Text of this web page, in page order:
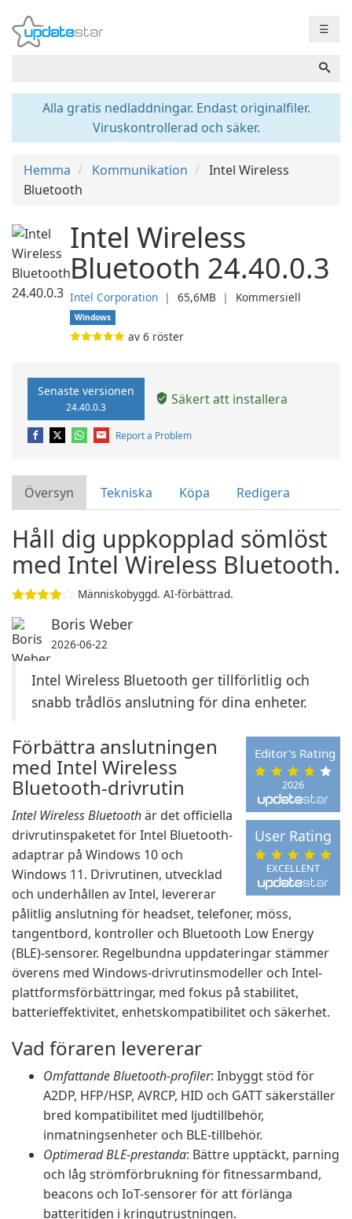
☰
Alla gratis nedladdningar. Endast originalfiler.
Viruskontrollerad och säker.
Hemma Kommunikation
Intel Wireless
Bluetooth
Intel Wireless
Bluetooth 24.40.0.3
Intel Corporation ❘ 65,6MB ❘ Kommersiell
Windows
av 6 röster
Senaste versionen
24.40.0.3 Säkert att installera
Report a Problem
Översyn Tekniska Köpa Redigera
Håll dig uppkopplad sömlöst
med Intel Wireless Bluetooth.
Människobyggd. AI-förbättrad.
Boris Weber
2026-06-22
Intel Wireless Bluetooth ger tillförlitlig och
snabb trådlös anslutning för dina enheter.
2026
Editor's Rating
EXCELLENT
User Rating
Förbättra anslutningen
med Intel Wireless
Bluetooth-drivrutin
Intel Wireless Bluetoothär det officiella
drivrutinspaketet för Intel Bluetooth-
adaptrar på Windows 10 och
Windows 11. Drivrutinen, utvecklad
och underhållen av Intel, levererar
pålitlig anslutning för headset, telefoner, möss,
tangentbord, kontroller och Bluetooth Low Energy
(BLE)-sensorer. Regelbundna uppdateringar stämmer
överens med Windows-drivrutinsmodeller och Intel-
plattformsförbättringar, med fokus på stabilitet,
batterieffektivitet, enhetskompatibilitet och säkerhet.
Vad föraren levererar
Omfattande Bluetooth-profiler: Inbyggt stöd för
A2DP, HFP/HSP, AVRCP, HID och GATT säkerställer
bred kompatibilitet med ljudtillbehör,
inmatningsenheter och BLE-tillbehör.
Optimerad BLE-prestanda: Bättre upptäckt, parning
och låg strömförbrukning för fitnessarmband,
beacons och IoT-sensorer för att förlänga
batteritiden i kringutrustningen.